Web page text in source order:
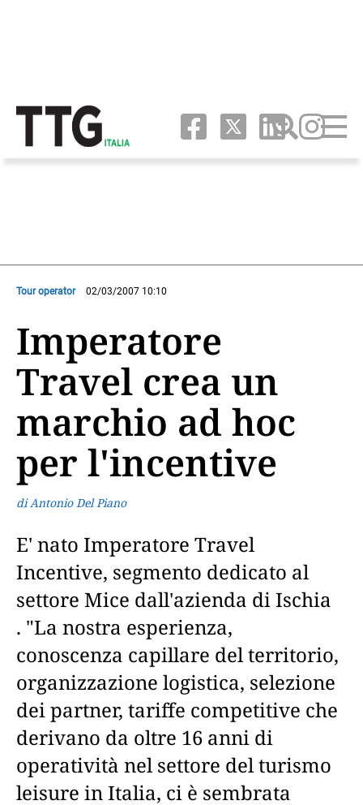
Tour operator 02/03/2007 10:10
Imperatore
Travel crea un
marchio ad hoc
per l'incentive
di Antonio Del Piano
E' nato Imperatore Travel
Incentive, segmento dedicato al
settore Mice dall'azienda di Ischia
. "La nostra esperienza,
conoscenza capillare del territorio,
organizzazione logistica, selezione
dei partner, tariffe competitive che
derivano da oltre 16 anni di
operatività nel settore del turismo
leisure in Italia, ci è sembrata